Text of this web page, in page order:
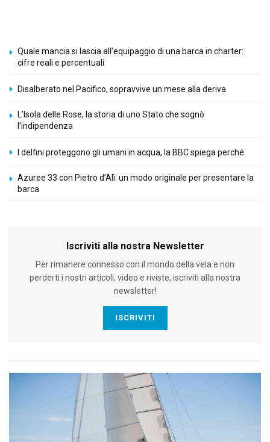
Quale mancia si lascia all’equipaggio di una barca in charter:
cifre reali e percentuali
Disalberato nel Pacifico, sopravvive un mese alla deriva
L’Isola delle Rose, la storia di uno Stato che sognò
l’indipendenza
I delfini proteggono gli umani in acqua, la BBC spiega perché
Azuree 33 con Pietro d’Alì: un modo originale per presentare la
barca
Iscriviti alla nostra Newsletter
Per rimanere connesso con il mondo della vela e non
perderti i nostri articoli, video e riviste, iscriviti alla nostra
newsletter!
ISCRIVITI